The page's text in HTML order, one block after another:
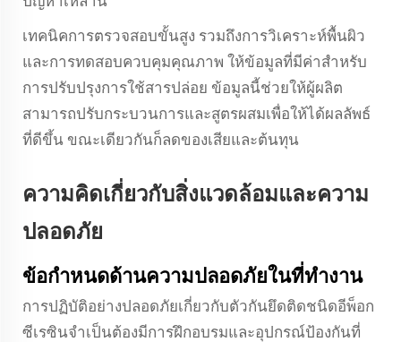
เทคนิคการตรวจสอบขั้นสูง รวมถึงการวิเคราะห์พื้นผิว
และการทดสอบควบคุมคุณภาพ ให้ข้อมูลที่มีค่าสำหรับ
การปรับปรุงการใช้สารปล่อย ข้อมูลนี้ช่วยให้ผู้ผลิต
สามารถปรับกระบวนการและสูตรผสมเพื่อให้ได้ผลลัพธ์
ที่ดีขึ้น ขณะเดียวกันก็ลดของเสียและต้นทุน
ความคิดเกี่ยวกับสิ่งแวดล้อมและความ
ปลอดภัย
ข้อกำหนดด้านความปลอดภัยในที่ทำงาน
การปฏิบัติอย่างปลอดภัยเกี่ยวกับตัวกันยึดติดชนิดอีพ็อก
ซีเรซินจำเป็นต้องมีการฝึกอบรมและอุปกรณ์ป้องกันที่